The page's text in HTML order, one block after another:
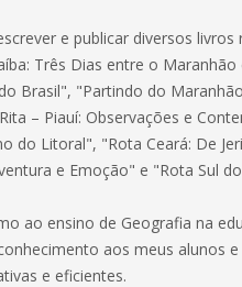
e publicar diversos livros
Três Dias entre o Maranhão
Brasil", "Partindo do
– Piauí: Observações e
do Litoral", "Rota Ceará: De
e Emoção" e "Rota Sul
ao ensino de Geografia na
aos meus alunos
e eficientes.